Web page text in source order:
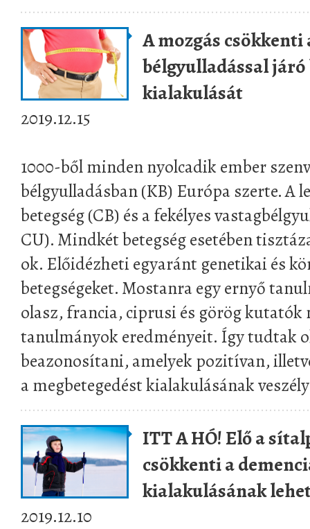
A mozgás
bélgyulladással járó
kialakulását
2019.12.15
1000-ből minden nyolcadik ember
bélgyulladásban (KB) Európa szerte. A
betegség (CB) és a fekélyes
CU). Mindkét betegség esetében
ok. Előidézheti egyaránt genetikai és
betegségeket. Mostanra egy ernyő
olasz, francia, ciprusi és görög kutatók
tanulmányok eredményeit. Így tudtak
beazonosítani, amelyek pozitívan,
a megbetegedést kialakulásának
ITT A HÓ! Elő a
csökkenti a
kialakulásának
2019.12.10